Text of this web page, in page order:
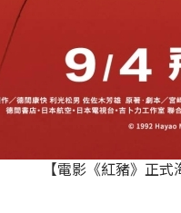
【電影《紅豬》正